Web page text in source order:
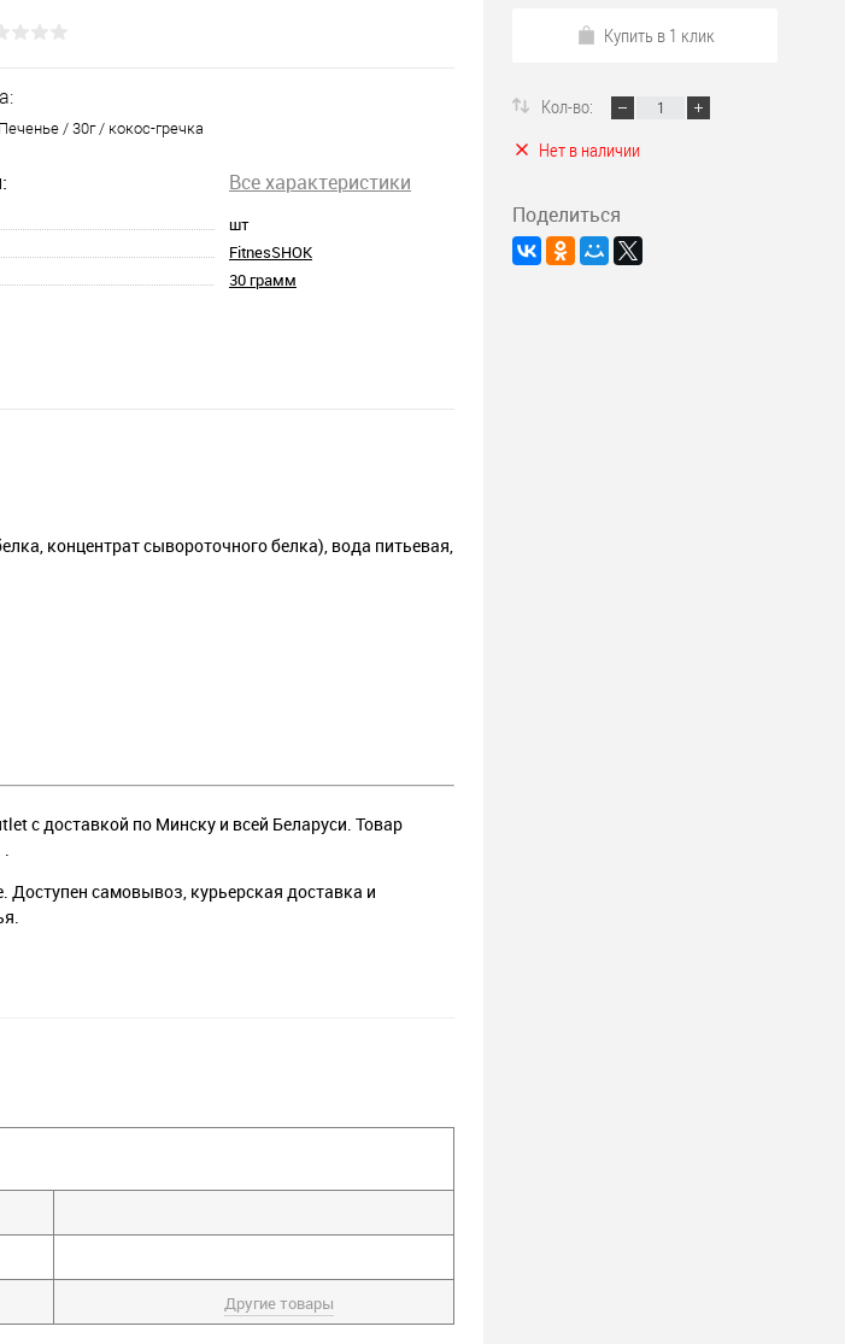
/ 30г / кокос-гречка
Все характеристики
шт
FitnesSHOK
30 грамм
концентрат сывороточного белка), вода питьевая,
с доставкой по Минску и всей Беларуси. Товар
.
Доступен самовывоз, курьерская доставка и
Другие товары
Купить в 1 клик
Кол-во:
Нет в наличии
Поделиться